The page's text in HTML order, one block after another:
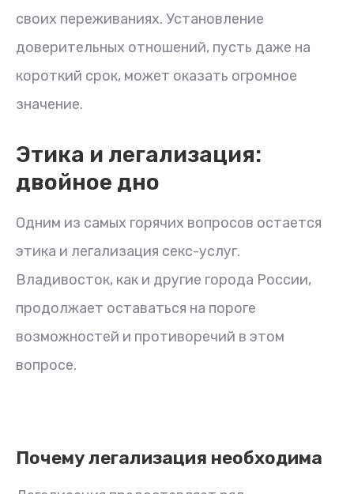
своих переживаниях. Установление
доверительных отношений, пусть даже на
короткий срок, может оказать огромное
значение.
Этика и легализация:
двойное дно
Одним из самых горячих вопросов остается
этика и легализация секс-услуг.
Владивосток, как и другие города России,
продолжает оставаться на пороге
возможностей и противоречий в этом
вопросе.
Почему легализация необходима